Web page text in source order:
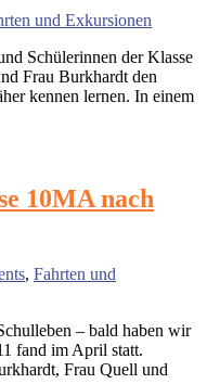
und Exkursionen
Schülerinnen der Klasse
Frau Burkhardt den
kennen lernen. In einem
10MA nach
, Fahrten und
– bald haben wir
fand im April statt.
Frau Quell und